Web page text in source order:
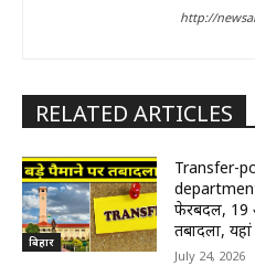
http://
RELATED ARTICLES
बिहार
Transfer-
फेरबदल, 19
तबादला,
July 24, 2026